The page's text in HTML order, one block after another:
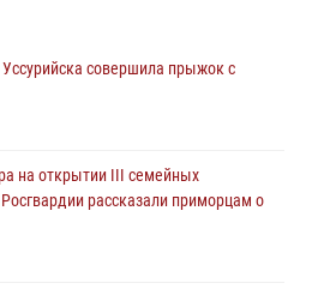
дома сотрудники
Владимирском храме – Главном
участие в молебне,
совершила прыжок с
на открытии III семейных
рассказали приморцам о